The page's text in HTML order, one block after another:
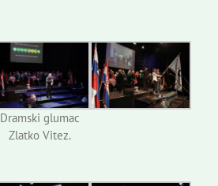
Dramski glumac
Zlatko Vitez.